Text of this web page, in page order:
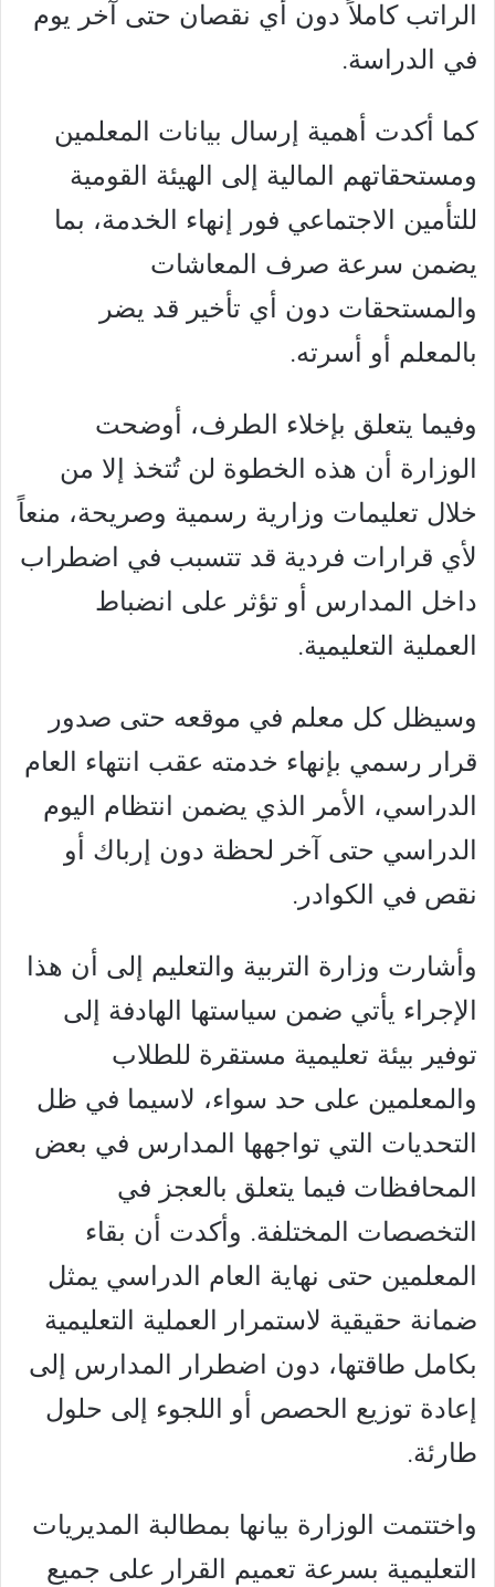
الراتب كاملاً دون أي نقصان حتى آخر يوم
في الدراسة.
كما أكدت أهمية إرسال بيانات المعلمين
ومستحقاتهم المالية إلى الهيئة القومية
للتأمين الاجتماعي فور إنهاء الخدمة، بما
يضمن سرعة صرف المعاشات
والمستحقات دون أي تأخير قد يضر
بالمعلم أو أسرته.
وفيما يتعلق بإخلاء الطرف، أوضحت
الوزارة أن هذه الخطوة لن تُتخذ إلا من
خلال تعليمات وزارية رسمية وصريحة، منعاً
لأي قرارات فردية قد تتسبب في اضطراب
داخل المدارس أو تؤثر على انضباط
العملية التعليمية.
وسيظل كل معلم في موقعه حتى صدور
قرار رسمي بإنهاء خدمته عقب انتهاء العام
الدراسي، الأمر الذي يضمن انتظام اليوم
الدراسي حتى آخر لحظة دون إرباك أو
نقص في الكوادر.
وأشارت وزارة التربية والتعليم إلى أن هذا
الإجراء يأتي ضمن سياستها الهادفة إلى
توفير بيئة تعليمية مستقرة للطلاب
والمعلمين على حد سواء، لاسيما في ظل
التحديات التي تواجهها المدارس في بعض
المحافظات فيما يتعلق بالعجز في
التخصصات المختلفة. وأكدت أن بقاء
المعلمين حتى نهاية العام الدراسي يمثل
ضمانة حقيقية لاستمرار العملية التعليمية
بكامل طاقتها، دون اضطرار المدارس إلى
إعادة توزيع الحصص أو اللجوء إلى حلول
طارئة.
واختتمت الوزارة بيانها بمطالبة المديريات
التعليمية بسرعة تعميم القرار على جميع